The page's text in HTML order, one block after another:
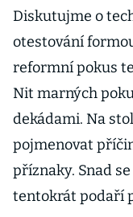
Diskutujme o
otestování
reformní pokus
Nit marných
dekádami. Na
pojmenovat
příznaky. Snad
tentokrát podaří